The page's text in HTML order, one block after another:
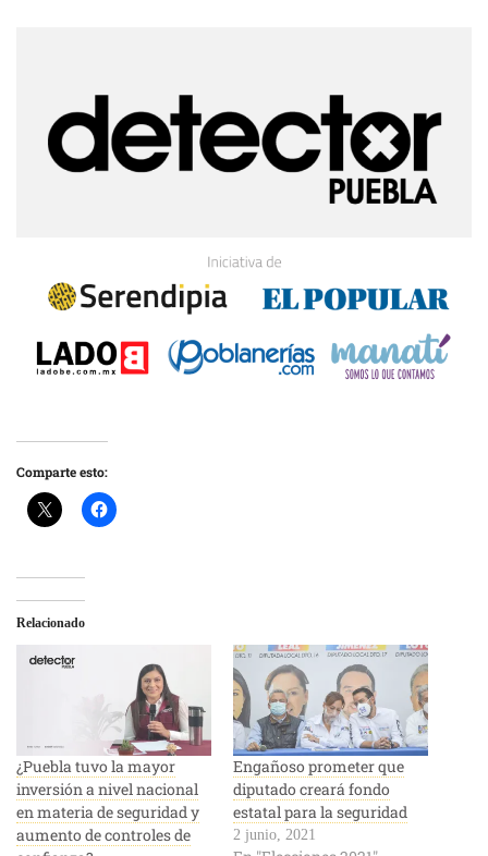
Comparte esto:
Relacionado
¿Puebla tuvo la mayor
inversión a nivel nacional
en materia de seguridad y
aumento de controles de
Engañoso prometer que
diputado creará fondo
estatal para la seguridad
2 junio, 2021